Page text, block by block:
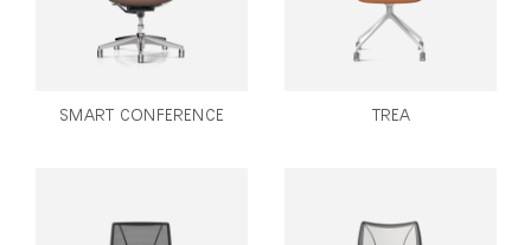
SMART CONFERENCE TREA